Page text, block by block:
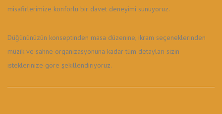
misafirlerimize konforlu bir davet deneyimi sunuyoruz.
Düğününüzün konseptinden masa düzenine, ikram seçeneklerinden
müzik ve sahne organizasyonuna kadar tüm detayları sizin
isteklerinize göre şekillendiriyoruz.